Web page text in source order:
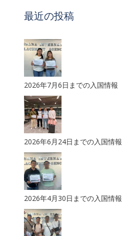
最近の投稿
2026年7月6日までの入国情報
2026年6月24日までの入国情報
2026年4月30日までの入国情報